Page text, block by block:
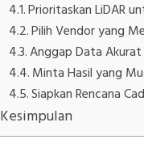
Prioritaskan LiDAR
Pilih Vendor yang
Anggap Data
Minta Hasil yang
Siapkan Rencana
Kesimpulan